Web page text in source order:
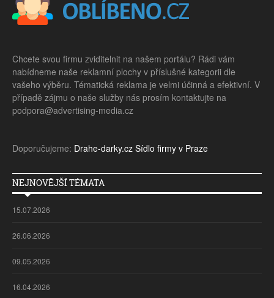
Chcete svou firmu zviditelnit na našem portálu? Rádi vám
nabídneme naše reklamní plochy v příslušné kategorii dle
vašeho výběru. Tématická reklama je velmi účinná a efektivní. V
případě zájmu o naše služby nás prosím kontaktujte na
podpora@advertising-media.cz
Doporučujeme: Drahe-darky.cz Sídlo firmy v Praze
NEJNOVĚJŠÍ TÉMATA
15.07.2026
26.06.2026
09.05.2026
16.04.2026